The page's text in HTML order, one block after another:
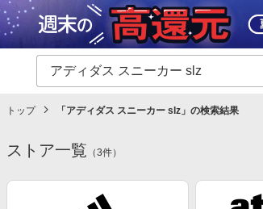
ト一覧 ショッピング
トップ 「 アディダス スニーカー slz 」の検索結果
ストア一覧 （3件）